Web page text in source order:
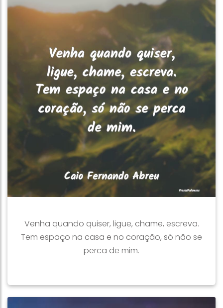
Venha quando quiser, ligue, chame, escreva.
Tem espaço na casa e no coração, só não se
perca de mim.